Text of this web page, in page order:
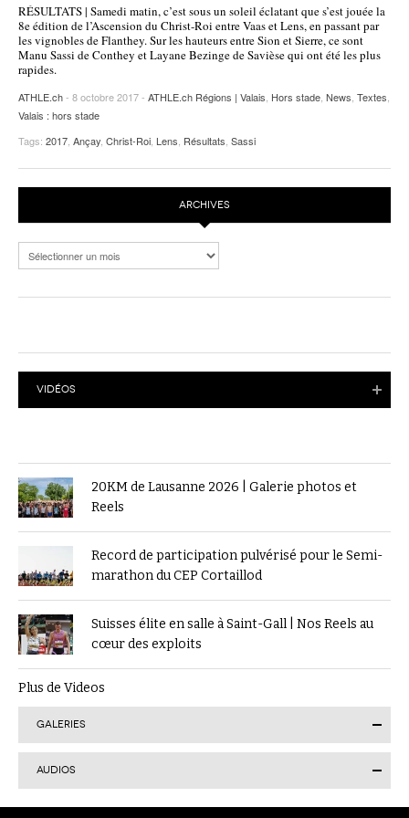
POURQUOI ATHLE.CH ?
ATHLE.CH RÉGIONS | VAUD
HIGHLIGHTS
LIVRES
RÉSULTATS | Samedi matin, c’est sous un soleil éclatant que s’est jouée la
8e édition de l’Ascension du Christ-Roi entre Vaas et Lens, en passant par
les vignobles de Flanthey. Sur les hauteurs entre Sion et Sierre, ce sont
Manu Sassi de Conthey et Layane Bezinge de Savièse qui ont été les plus
rapides.
ATHLE.ch- 8 octobre 2017 - ATHLE.ch Régions | Valais Hors stade News Textes
Valais : hors stade
Tags: 2017 Ançay Christ-Roi Lens Résultats Sassi
ARCHIVES
Archives
VIDÉOS
20KM de Lausanne 2026 | Galerie photos et
Reels
Record de participation pulvérisé pour le Semi-
marathon du CEP Cortaillod
Suisses élite en salle à Saint-Gall | Nos Reels au
cœur des exploits
Plus de Videos
GALERIES
AUDIOS